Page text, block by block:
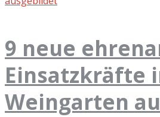
9 neue
Einsatzkräfte
Weingarten